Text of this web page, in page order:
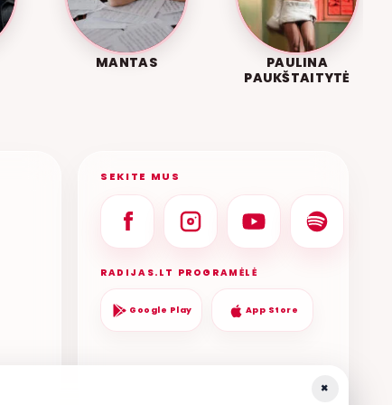
MANTAS
PAULINA
PAUKŠTAITYTĖ
SEKITE MUS
RADIJAS.LT PROGRAMĖLĖ
Google Play App Store
×